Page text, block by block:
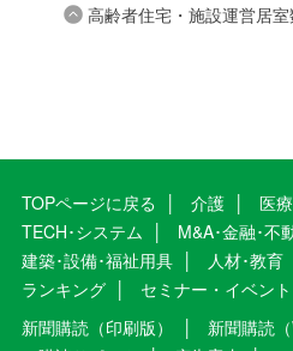
高齢者住宅・施設運営居
TOPページに戻る 介護 医療
TECH･システム
M&A･金融･不
建築･設備･福祉用具
人材･教育
ランキング
セミナー・イベント
新聞購読（印刷版）
新聞購読（